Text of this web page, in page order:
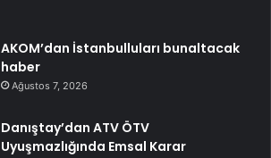
AKOM’dan İstanbulluları bunaltacak
haber
Ağustos 7, 2026
Danıştay’dan ATV ÖTV
Uyuşmazlığında Emsal Karar